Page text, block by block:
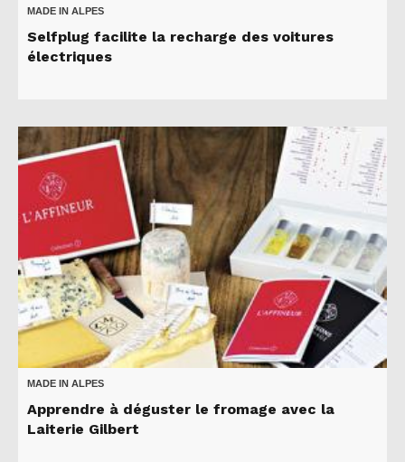
MADE IN ALPES
Selfplug facilite la recharge des voitures
électriques
MADE IN ALPES
Apprendre à déguster le fromage avec la
Laiterie Gilbert